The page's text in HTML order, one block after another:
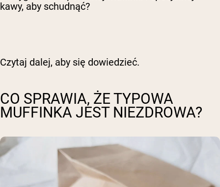
kawy, aby schudnąć?
Czytaj dalej, aby się dowiedzieć.
CO SPRAWIA, ŻE TYPOWA
MUFFINKA JEST NIEZDROWA?